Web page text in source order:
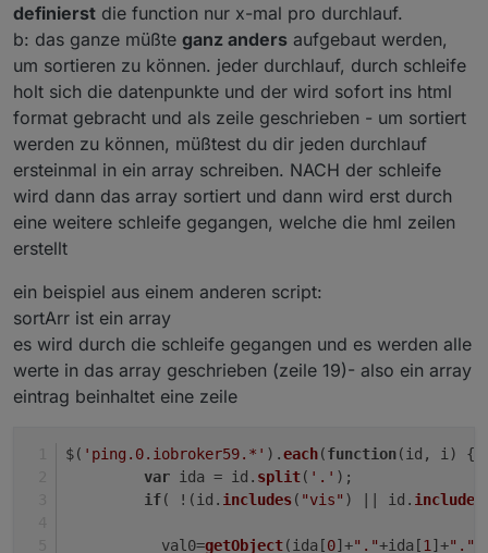
var htmlTabUeber2="<td width=
var htmlTabUeber2_1=" <td width=
                   "
&ensp;</td ><td align=
                   "
&ensp;</td><td align=
var htmlOut="";
var val1; var val2; var val0; var val3; var
var htmlTabUeber="";
function writeHTML(){
counter=-1;
htmlTabUeber="";
const
//ÜBERSCHRIFT SPALTEN
const UeberSchriftHöhe="35";
const LinieUnterUeberschrift="2";
const farbeLinieUnterUeberschrift="white";
const groesseUeberschrift=16;
const UeberschriftStyle="normal"
//GANZE TABELLE
let abstandZelle="1";
let farbeUngeradeZeilen="#000000";
let farbeGeradeZeilen="#151515";
let zentriert=true;
const backgroundAll="#000000";
const htmlSchriftart="Helvetica";
const htmlSchriftgroesse="14px";
//FELDER UND RAHMEN
let   UeberschriftSpalten=true;
const
const
const
const htmlFarbTableBorderColor="grey";
let htmlRahmenLinien="cols";
definierst die function nur x-mal pro durchlauf.
b: das ganze müßte ganz anders aufgebaut werden,
um sortieren zu können. jeder durchlauf, durch schleife
holt sich die datenpunkte und der wird sofort ins html
format gebracht und als zeile geschrieben - um sortiert
werden zu können, müßtest du dir jeden durchlauf
ersteinmal in ein array schreiben. NACH der schleife
wird dann das array sortiert und dann wird erst durch
eine weitere schleife gegangen, welche die hml zeilen
erstellt
ein beispiel aus einem anderen script:
sortArr ist ein array
es wird durch die schleife gegangen und es werden alle
werte in das array geschrieben (zeile 19)- also ein array
eintrag beinhaltet eine zeile
$( 'ping.0.iobroker59.*' ).each(function(id, i
var ida = id. split( '.' );
if( !(id. includes( "vis" ) || id. includes
           val0=
getObject(ida[0]+"."+ida[1]+"."